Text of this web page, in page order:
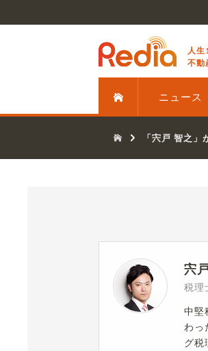
人生
不動
ニュース
「宍戸 智之」
宍
税理
中堅
わっ
グ税